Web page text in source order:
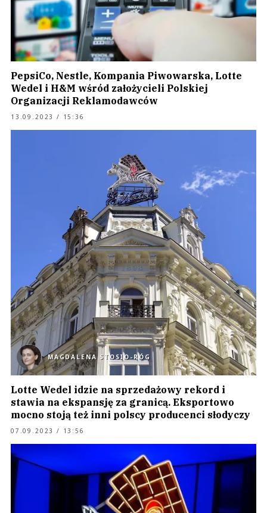
PepsiCo, Nestle, Kompania Piwowarska, Lotte
Wedel i H&M wśród założycieli Polskiej
Organizacji Reklamodawców
13.09.2023 / 15:36
MAGDALENA STOSIO-RÓG
Lotte Wedel idzie na sprzedażowy rekord i
stawia na ekspansję za granicą. Eksportowo
mocno stoją też inni polscy producenci słodyczy
07.09.2023 / 13:56